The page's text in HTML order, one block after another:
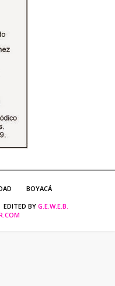
BOYACÁ
EDITED BY G.E.W.E.B.